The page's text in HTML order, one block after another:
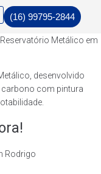
(16) 99795-2844
Metálico em
desenvolvido
com pintura
Rodrigo